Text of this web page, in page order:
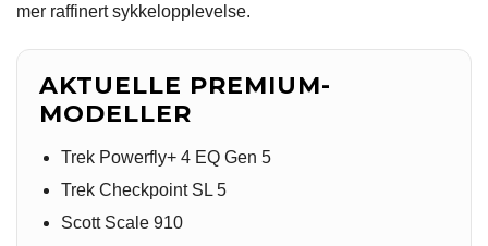
mer raffinert sykkelopplevelse.
AKTUELLE PREMIUM-
MODELLER
Trek Powerfly+ 4 EQ Gen 5
Trek Checkpoint SL 5
Scott Scale 910